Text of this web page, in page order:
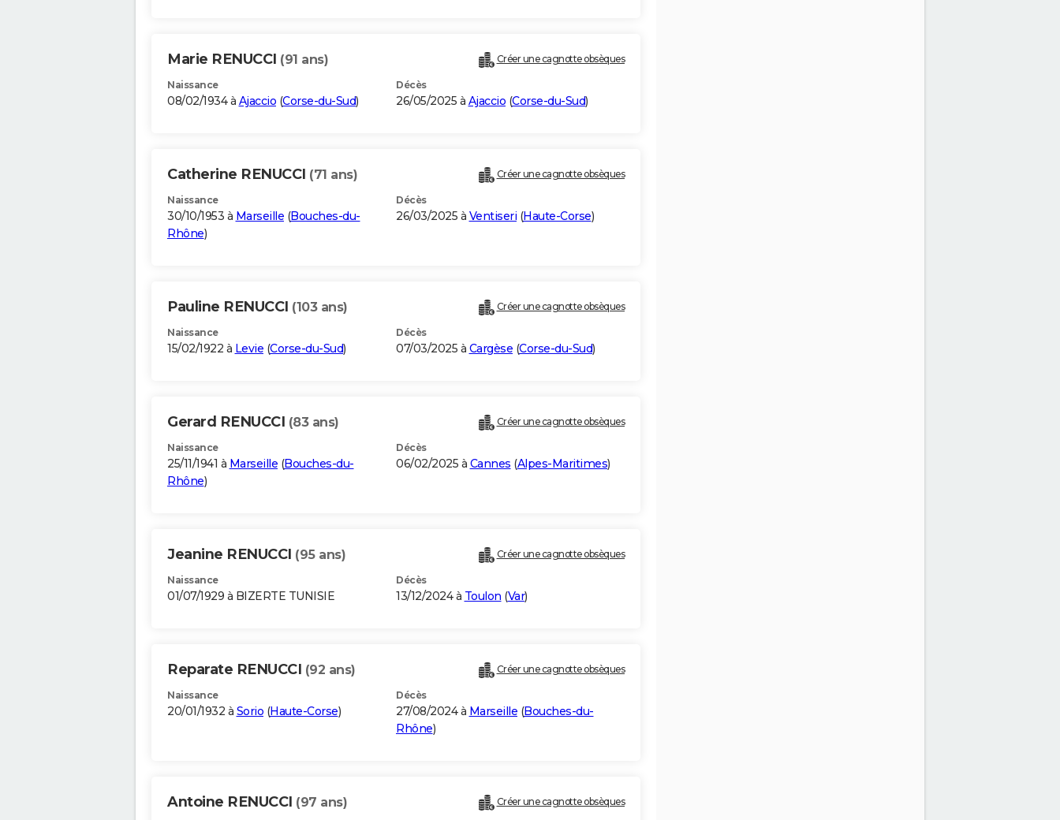
Marie RENUCCI (91 ans) Créer une cagnotte obsèques
Naissance
08/02/1934 à Ajaccio (Corse-du-Sud)
Décès
26/05/2025 à Ajaccio (Corse-du-Sud)
Catherine RENUCCI (71 ans) Créer une cagnotte obsèques
Naissance
30/10/1953 à Marseille (Bouches-du-
Rhône)
Décès
26/03/2025 à Ventiseri (Haute-Corse)
Pauline RENUCCI (103 ans) Créer une cagnotte obsèques
Naissance
15/02/1922 à Levie (Corse-du-Sud)
Décès
07/03/2025 à Cargèse (Corse-du-Sud)
Gerard RENUCCI (83 ans) Créer une cagnotte obsèques
Naissance
25/11/1941 à Marseille (Bouches-du-
Rhône)
Décès
06/02/2025 à Cannes (Alpes-Maritimes)
Jeanine RENUCCI (95 ans) Créer une cagnotte obsèques
Naissance
01/07/1929 à BIZERTE TUNISIE
Décès
13/12/2024 à Toulon (Var)
Reparate RENUCCI (92 ans) Créer une cagnotte obsèques
Naissance
20/01/1932 à Sorio (Haute-Corse)
Décès
27/08/2024 à Marseille (Bouches-du-
Rhône)
Antoine RENUCCI (97 ans) Créer une cagnotte obsèques